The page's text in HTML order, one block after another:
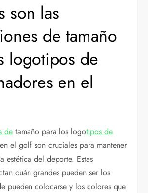
son las
de tamaño
logotipos de
en el
de tamaño para los logotipos de
el golf son cruciales para mantener
estética del deporte. Estas
cuán grandes pueden ser los
pueden colocarse y los colores que